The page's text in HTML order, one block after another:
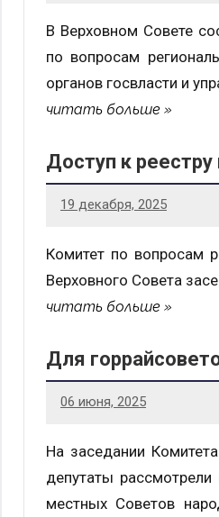
В Верховном Совете
по вопросам
органов госвласти и
читать больше
Доступ к
19 декабря, 2025
Комитет по вопросам
Верховного Совета
читать больше
Для
06 июня, 2025
На заседании
депутаты
местных Советов